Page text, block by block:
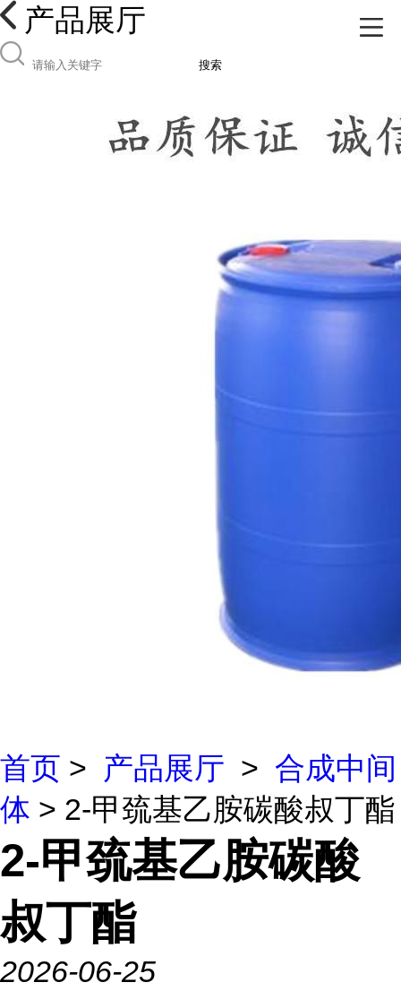
产品展厅
搜索
首页 > 产品展厅 > 合成中间
体 > 2-甲巯基乙胺碳酸叔丁酯
2-甲巯基乙胺碳酸
叔丁酯
2026-06-25